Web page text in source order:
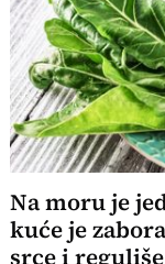
Na moru je
kuće je
srce i